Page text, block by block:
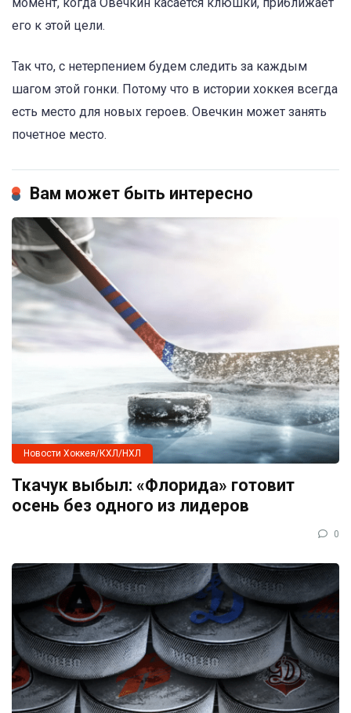
его к этой цели.
Так что, с нетерпением будем следить за каждым
шагом этой гонки. Потому что в истории хоккея всегда
есть место для новых героев. Овечкин может занять
почетное место.
Вам может быть интересно
Новости Хоккея/КХЛ/НХЛ
Ткачук выбыл: «Флорида» готовит
осень без одного из лидеров
0